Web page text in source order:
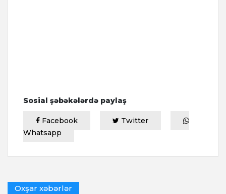
Sosial şəbəkələrdə paylaş
Facebook
Twitter
Whatsapp
Oxşar xəbərlər